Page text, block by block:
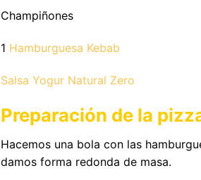
Champiñones
1 Hamburguesa Kebab
Salsa Yogur Natural Zero
Preparación de la
Hacemos una bola con las
damos forma redonda de masa.